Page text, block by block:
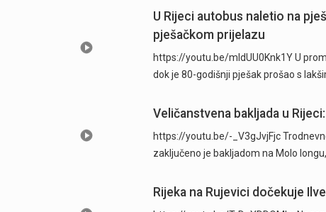
U Rijeci autobus naletio na
pješačkom prijelazu
https://youtu.be/mldUU0Knk1Y U
dok je 80-godišnji pješak prošao s
Veličanstvena bakljada u
https://youtu.be/-_V3gJvjFjc
zaključeno je bakljadom na Molo
Rijeka na Rujevici dočekuje